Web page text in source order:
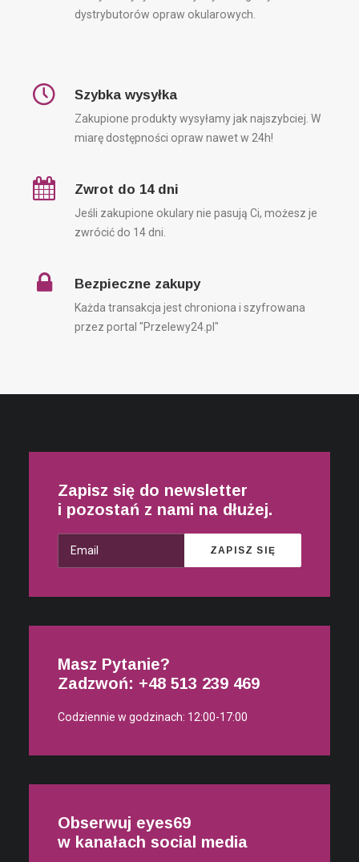
dystrybutorów opraw okularowych.
Szybka wysyłka
Zakupione produkty wysyłamy jak najszybciej. W
miarę dostępności opraw nawet w 24h!
Zwrot do 14 dni
Jeśli zakupione okulary nie pasują Ci, możesz je
zwrócić do 14 dni.
Bezpieczne zakupy
Każda transakcja jest chroniona i szyfrowana
przez portal "Przelewy24.pl"
Zapisz się do newsletter
i pozostań z nami na dłużej.
Masz Pytanie?
Zadzwoń: +48 513 239 469
Codziennie w godzinach: 12:00-17:00
Obserwuj eyes69
w kanałach social media